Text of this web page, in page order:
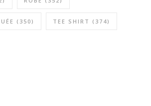
(350) TEE SHIRT (374)